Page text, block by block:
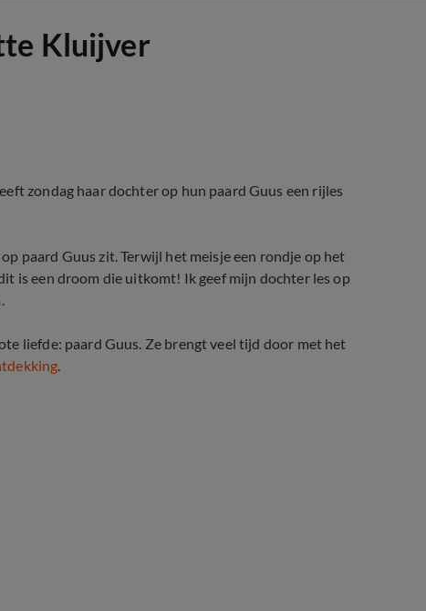
Kluijver
zondag haar dochter op hun paard Guus een rijles
paard Guus zit. Terwijl het meisje een rondje op het
is een droom die uitkomt! Ik geef mijn dochter les op
liefde: paard Guus. Ze brengt veel tijd door met het
.